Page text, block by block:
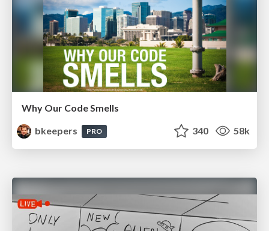
Why Our Code Smells
bkeepers
PRO 340 58k